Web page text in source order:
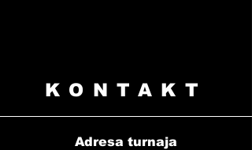
KONTAKT
Adresa turnaja